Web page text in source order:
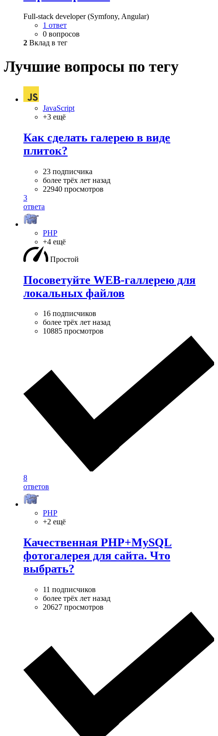
Full-stack developer (Symfony, Angular)
1 ответ
0 вопросов
2 Вклад в тег
Лучшие вопросы по тегу
JavaScript
+3 ещё
Как сделать галерею в виде
плиток?
23 подписчика
более трёх лет назад
22940 просмотров
3
ответа
PHP
+4 ещё
Простой
Посоветуйте WEB-галлерею для
локальных файлов
16 подписчиков
более трёх лет назад
10885 просмотров
8
ответов
PHP
+2 ещё
Качественная PHP+MySQL
фотогалерея для сайта. Что
выбрать?
11 подписчиков
более трёх лет назад
20627 просмотров